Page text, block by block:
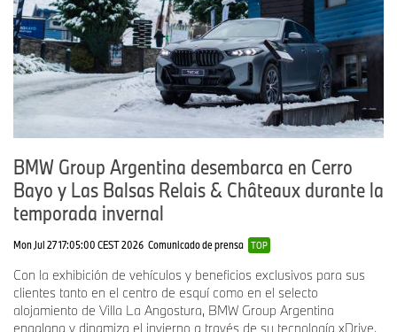
BMW Group Argentina desembarca en Cerro
Bayo y Las Balsas Relais & Châteaux durante la
temporada invernal
Mon Jul 27 17:05:00 CEST 2026 Comunicado de prensa TOP
Con la exhibición de vehículos y beneficios exclusivos para sus
clientes tanto en el centro de esquí como en el selecto
alojamiento de Villa La Angostura, BMW Group Argentina
engalana y dinamiza el invierno a través de su tecnología xDrive.